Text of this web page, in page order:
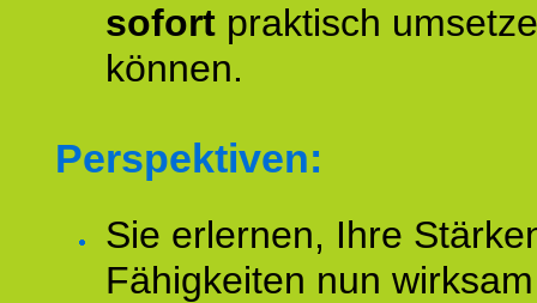
sofort praktisch
können.
Perspektiven:
Sie erlernen, Ihre
Fähigkeiten nun wirksam